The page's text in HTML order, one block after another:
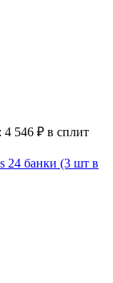
4 546 ₽ в сплит
24 банки (3 шт в